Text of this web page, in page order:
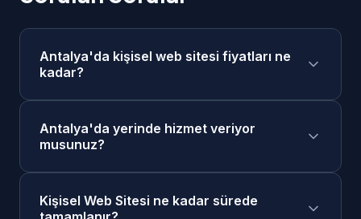
Antalya'da kişisel web sitesi fiyatları ne
kadar?
5.000₺ - 15.000₺ aralığındadır. Projenizin
kapsamına göre ücretsiz keşif görüşmesi
sonrasında size özel fiyat teklifi sunuyoruz.
Taksit seçenekleri mevcuttur.
Antalya'da yerinde hizmet veriyor
musunuz?
yerinde keşif ve toplantı yapabiliyoruz. Ayrıca
Kişisel Web Sitesi ne kadar sürede